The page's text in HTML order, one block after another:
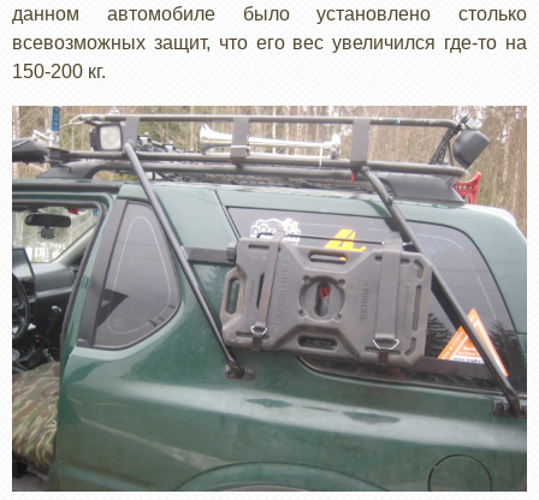
данном автомобиле было установлено столько
всевозможных защит, что его вес увеличился где-то на
150-200 кг.